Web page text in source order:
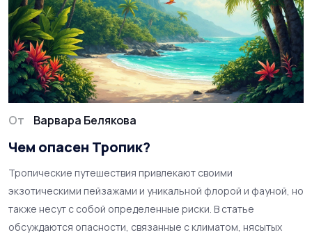
От Варвара Белякова
Чем опасен Тропик?
Тропические путешествия привлекают своими
экзотическими пейзажами и уникальной флорой и фауной, но
также несут с собой определенные риски. В статье
обсуждаются опасности, связанные с климатом, нясытых